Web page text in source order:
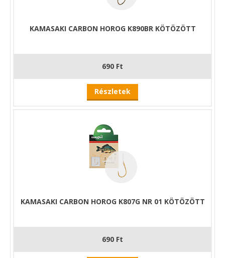
KAMASAKI CARBON HOROG K890BR KÖTÖZÖTT
690 Ft
Részletek
KAMASAKI CARBON HOROG K807G NR 01 KÖTÖZÖTT
690 Ft